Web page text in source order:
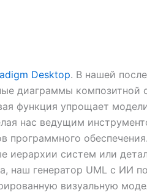
Desktop. В нашей
диаграммы композитной
функция упрощает
нас ведущим
программного обеспечения.
иерархии систем или
наш генератор UML с ИИ
визуальную